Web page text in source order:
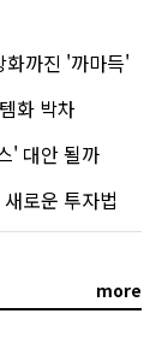
까진 '까마득'
화 박차
' 대안 될까
로운 투자법
more